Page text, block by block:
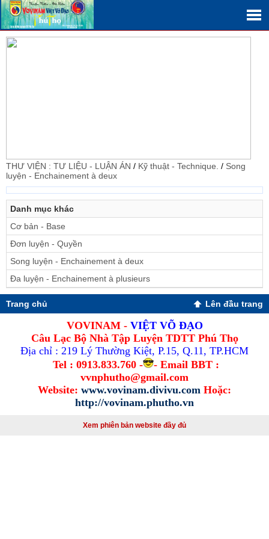
THƯ VIỆN : TƯ LIỆU - LUẬN ÁN / Kỹ thuật - Technique. / Song
luyện - Enchainement à deux
Danh mục khác
Cơ bản - Base
Đơn luyện - Quyền
Song luyện - Enchainement à deux
Đa luyện - Enchainement à plusieurs
Trang chủ Lên đầu trang
VOVINAM -VIỆT VÕ ĐẠO
Câu Lạc Bộ Nhà Tập Luyện TDTT Phú Thọ
Địa chỉ : 219 Lý Thường Kiệt, P.15, Q.11, TP.HCM
Tel : 0913.833.760 -
- Email BBT :
vvnphutho@gmail.com
Website: www.vovinam.divivu.com Hoặc:
http://vovinam.phutho.vn
Xem phiên bản website đầy đủ